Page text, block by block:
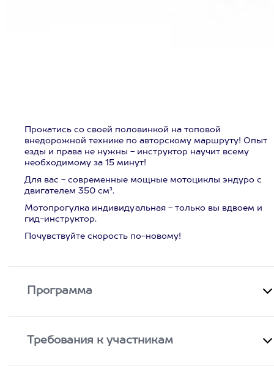
Прокатись со своей половинкой на топовой
внедорожной технике по авторскому маршруту! Опыт
езды и права не нужны - инструктор научит всему
необходимому за 15 минут!
Для вас - современные мощные мотоциклы эндуро с
двигателем 350 см³.
Мотопрогулка индивидуальная - только вы вдвоем и
гид-инструктор.
Почувствуйте скорость по-новому!
Программа
Требования к участникам